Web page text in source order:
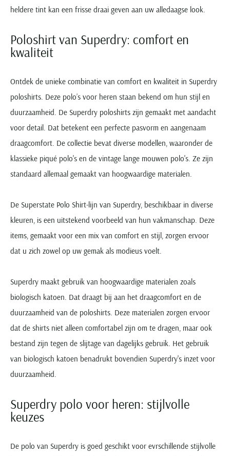
heldere tint kan een frisse draai geven aan uw alledaagse look.
Poloshirt van Superdry: comfort en
kwaliteit
Ontdek de unieke combinatie van comfort en kwaliteit in Superdry
poloshirts. Deze polo’s voor heren staan bekend om hun stijl en
duurzaamheid. De Superdry poloshirts zijn gemaakt met aandacht
voor detail. Dat betekent een perfecte pasvorm en aangenaam
draagcomfort. De collectie bevat diverse modellen, waaronder de
klassieke piqué polo's en de vintage lange mouwen polo's. Ze zijn
standaard allemaal gemaakt van hoogwaardige materialen.
De Superstate Polo Shirt-lijn van Superdry, beschikbaar in diverse
kleuren, is een uitstekend voorbeeld van hun vakmanschap. Deze
items, gemaakt voor een mix van comfort en stijl, zorgen ervoor
dat u zich zowel op uw gemak als modieus voelt.
Superdry maakt gebruik van hoogwaardige materialen zoals
biologisch katoen. Dat draagt bij aan het draagcomfort en de
duurzaamheid van de poloshirts. Deze materialen zorgen ervoor
dat de shirts niet alleen comfortabel zijn om te dragen, maar ook
bestand zijn tegen de slijtage van dagelijks gebruik. Het gebruik
van biologisch katoen benadrukt bovendien Superdry's inzet voor
duurzaamheid.
Superdry polo voor heren: stijlvolle
keuzes
De polo van Superdry is goed geschikt voor evrschillende stijlvolle